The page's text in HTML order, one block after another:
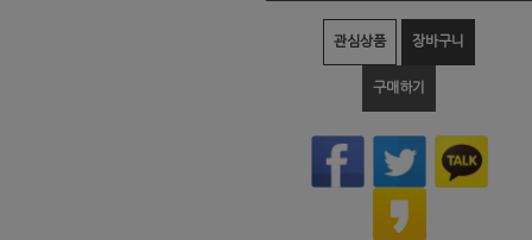
관심상품 장바구니
구매하기